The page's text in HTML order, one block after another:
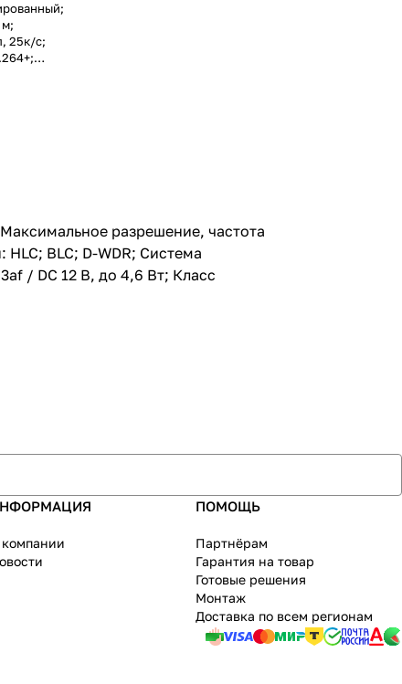
м;
25к/с;
WDR;
ROI;
разрешение, частота
BLC; D-WDR; Система
/ DC 12 В, до 4,6 Вт; Класс
ПОМОЩЬ
Партнёрам
Гарантия на товар
Готовые решения
Монтаж
Доставка по всем регионам